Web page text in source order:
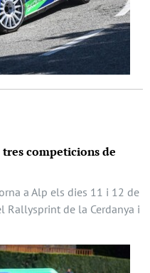
competicions de
a Alp els dies 11 i 12 de
Rallysprint de la Cerdanya i